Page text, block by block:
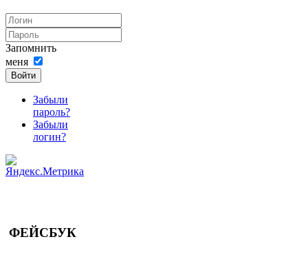
Запомнить
меня
Войти
Забыли
пароль?
Забыли
логин?
ФЕЙСБУК